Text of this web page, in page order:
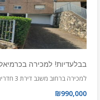
בבלעדיות! למכירה בכרמיאל
למכירה ברחוב משגב דירת 3 חדרים מקסימה, כ-76 מ”ר…
₪990,000